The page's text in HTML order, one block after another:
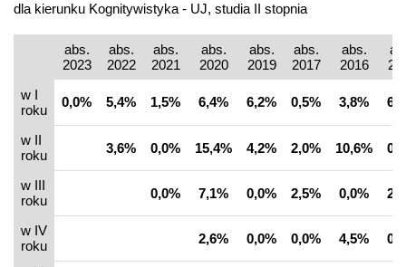
dla kierunku Kognitywistyka - UJ, studia II stopnia
abs.
2023
abs.
2022
abs.
2021
abs.
2020
abs.
2019
abs.
2017
abs.
2016
w I
roku
0,0% 5,4% 1,5% 6,4% 6,2% 0,5% 3,8%
w II
roku
3,6% 0,0% 15,4% 4,2% 2,0% 10,6%
w III
roku
0,0% 7,1% 0,0% 2,5% 0,0%
w IV
roku
2,6% 0,0% 0,0% 4,5%